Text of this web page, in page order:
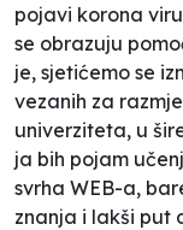
pojavi korona
se obrazuju
je, sjetićemo se
vezanih za
univerziteta, u
ja bih pojam
svrha WEB-a,
znanja i lakši put